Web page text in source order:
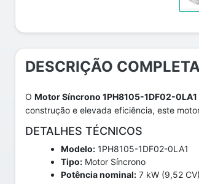
DESCRIÇÃO
O Motor Síncrono 1PH8105-1DF02-0LA1
construção e elevada eficiência, este
DETALHES TÉCNICOS
Modelo: 1PH8105-1DF02-0LA1
Tipo: Motor Síncrono
Potência nominal: 7 kW (9,52 CV)